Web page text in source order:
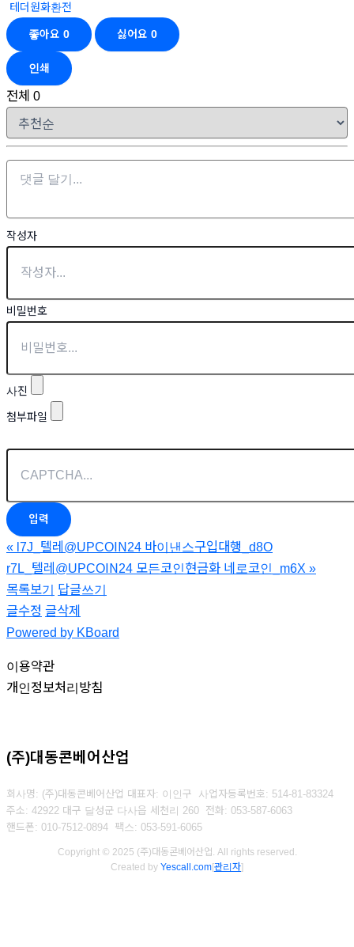
테더원화환전
좋아요 0 싫어요 0
인쇄
전체 0
작성자
비밀번호
사진
첨부파일
« l7J_텔레@UPCOIN24 바이낸스구입대행_d8O
r7L_텔레@UPCOIN24 모든코인현금화 네로코인_m6X »
목록보기 답글쓰기
글수정 글삭제
Powered by KBoard
이용약관
개인정보처리방침
(주)대동콘베어산업
회사명: (주)대동콘베어산업 대표자: 이인구 사업자등록번호: 514-81-83324
주소: 42922 대구 달성군 다사읍 세천리 260 전화: 053-587-6063
핸드폰: 010-7512-0894 팩스: 053-591-6065
Copyright © 2025 (주)대동콘베어산업. All rights reserved.
Created by Yescall.com[관리자]